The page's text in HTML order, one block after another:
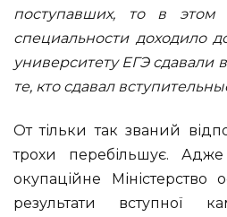
поступавших, то в этом
специальности доходило
университету ЕГЭ
те, кто сдавал
От тільки так званий
трохи перебільшує.
окупаційне Міністерство
результати вступної